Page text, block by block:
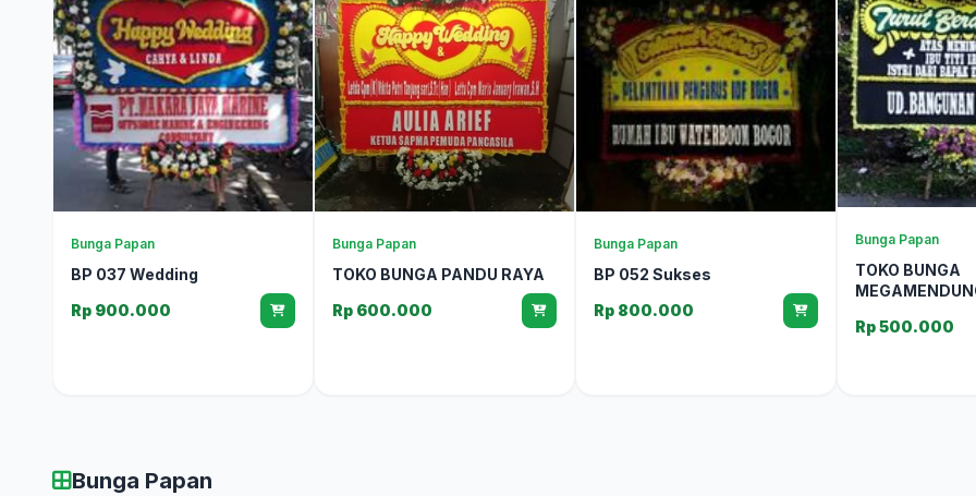
Bunga Papan
BP 037 Wedding
Rp 900.000
Bunga Papan
TOKO BUNGA PANDU RAYA
Rp 600.000
Bunga Papan
BP 052 Sukses
Rp 800.000
Bunga Papan
TOKO BUNGA
Rp 500.000
Bunga Papan